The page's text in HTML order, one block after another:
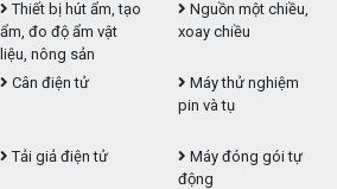
Thiết bị hút ẩm, tạo
ẩm, đo độ ẩm vật
liệu, nông sản
Nguồn một chiều,
xoay chiều
Cân điện tử
Máy thử nghiệm
pin và tụ
Tải giả điện tử
Máy đóng gói tự
động